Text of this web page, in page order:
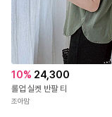
10% 24,300
롤업 실켓 반팔 티
조아맘